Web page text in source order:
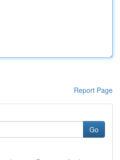
Report Page
Go